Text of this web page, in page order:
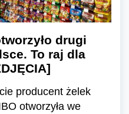
drugi
To raj dla
producent żelek
otworzyła we